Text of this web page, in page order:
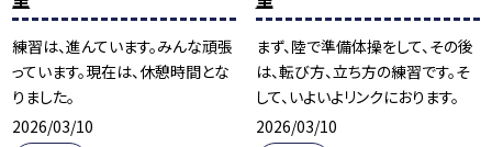
練習は、進んています。みんな頑張
っています。現在は、休憩時間とな
りました。
2026/03/10
まず、陸で準備体操をして、その後
は、転び方、立ち方の練習です。そ
して、いよいよリンクにおります。
2026/03/10